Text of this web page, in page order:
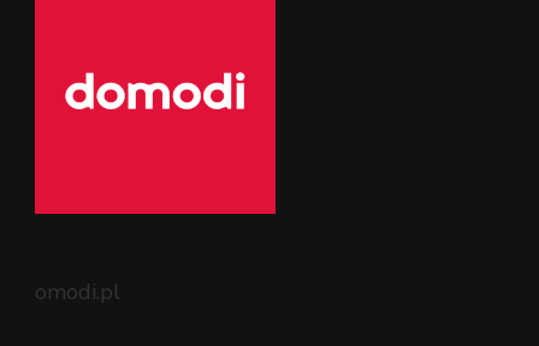
omodi.pl